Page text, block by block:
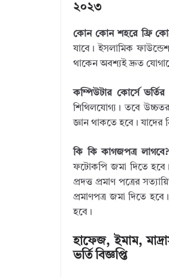
২০২৩
কোন কোন শহরে ফ্রি
যাবে। ইসলামিক
থাকেন অবশ্যই দ্রুত
কম্পিউটার কোর্সে
শিথিলযোগ্য। তবে উচ্চতর
জ্ঞান থাকতে হবে। যাদের
কি কি কাগজপত্র লাগবে?
ফটোকপি জমা দিতে হবে।
প্রদত্ত প্রমাণ পত্রের
প্ৰমাণপত্ৰ জমা দিতে
হবে।
হাফেজ, ইমাম,
ভর্তি বিজ্ঞপ্তি